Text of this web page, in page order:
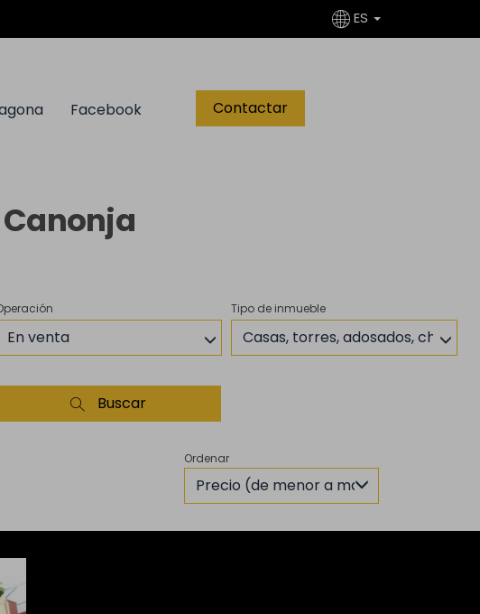
ES
Facebook Contactar
En venta
Tipo de inmueble
Casas, torres, adosados, chalets
Buscar
Ordenar
Precio (de menor a mayor)